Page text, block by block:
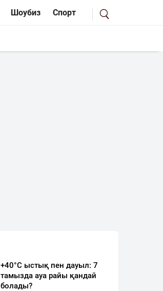
Шоубиз Спорт
+40°C ыстық пен дауыл: 7
тамызда ауа райы қандай
болады?